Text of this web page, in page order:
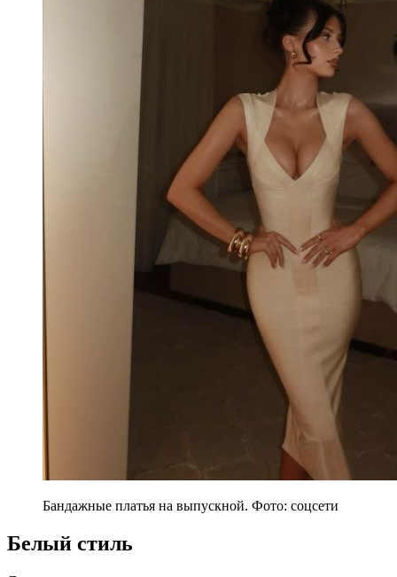
Бандажные платья на выпускной. Фото: соцсети
Белый стиль